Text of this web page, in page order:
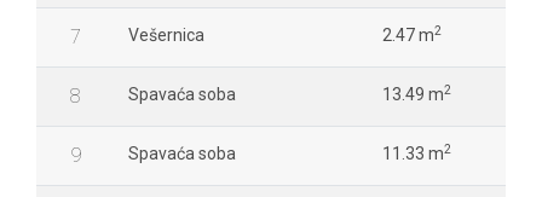
7 Vešernica 2.47 m2
8 Spavaća soba 13.49 m2
9 Spavaća soba 11.33 m2